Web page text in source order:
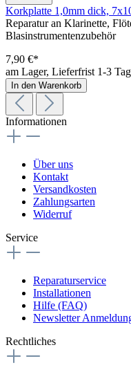
Korkplatte 1,0mm dick,
Reparatur an Klarinette,
Blasinstrumentenzubehör
7,90 €*
am Lager, Lieferfrist 1-3
In den Warenkorb
Informationen
Über uns
Kontakt
Versandkosten
Zahlungsarten
Widerruf
Service
Reparaturservice
Installationen
Hilfe (FAQ)
Newsletter
Rechtliches